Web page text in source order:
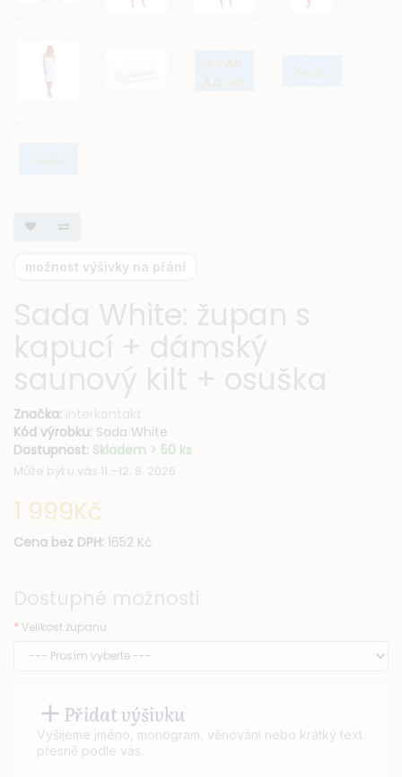
možnost výšivky na přání
Sada White: župan s
kapucí + dámský
saunový kilt + osuška
Značka: Interkontakt
Kód výrobku: Sada White
Dostupnost: Skladem > 50 ks
Může být u vás 11.–12. 8. 2026
1 999Kč
Cena bez DPH: 1652 Kč
Dostupné možnosti
Velikost županu
Přidat výšivku
Vyšijeme jméno, monogram, věnování nebo krátký text
přesně podle vás.